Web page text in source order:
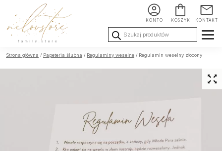
KONTO KOSZYK KONTAKT
Wyszukiwarka
produktów
Ślub i
Chrzest i
Urodziny i
Strona główna / Papeteria ślubna / Regulaminy weselne / Regulamin weselny złocony